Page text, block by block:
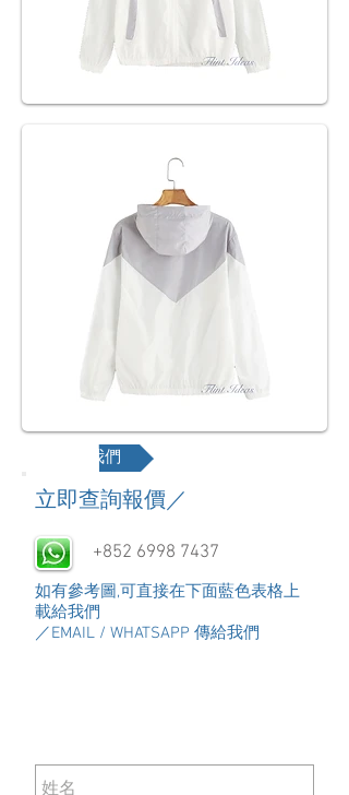
聯絡我們
​立即查詢報價／
+852 6998 7437
如有參考圖,可直接在下面藍色表格上
載給我們
／EMAIL / WHATSAPP 傳給我們